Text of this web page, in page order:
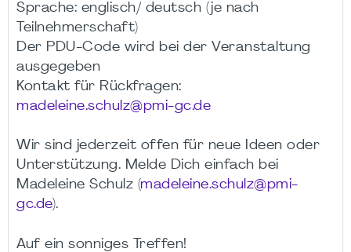
Sprache: englisch/ deutsch (je nach
Teilnehmerschaft)
Der PDU-Code wird bei der Veranstaltung
ausgegeben
Kontakt für Rückfragen:
madeleine.schulz@pmi-gc.de
Wir sind jederzeit offen für neue Ideen oder
Unterstützung. Melde Dich einfach bei
Madeleine Schulz (madeleine.schulz@pmi-
gc.de).
Auf ein sonniges Treffen!